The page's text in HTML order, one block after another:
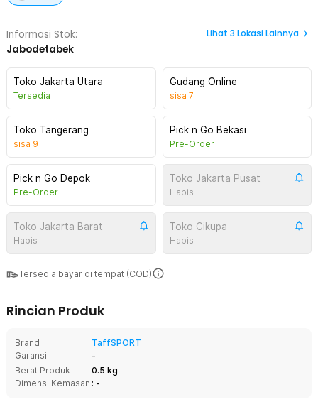
Informasi Stok:
Jabodetabek
Lihat 3 Lokasi Lainnya
Toko Jakarta Utara
Tersedia
Gudang Online
sisa 7
Toko Tangerang
sisa 9
Pick n Go Bekasi
Pre-Order
Pick n Go Depok
Pre-Order
Toko Jakarta Pusat
Habis
Toko Jakarta Barat
Habis
Toko Cikupa
Habis
Tersedia bayar di tempat (COD)
Rincian Produk
Brand
TaffSPORT
Garansi
-
Berat Produk
0.5 kg
Dimensi Kemasan : -